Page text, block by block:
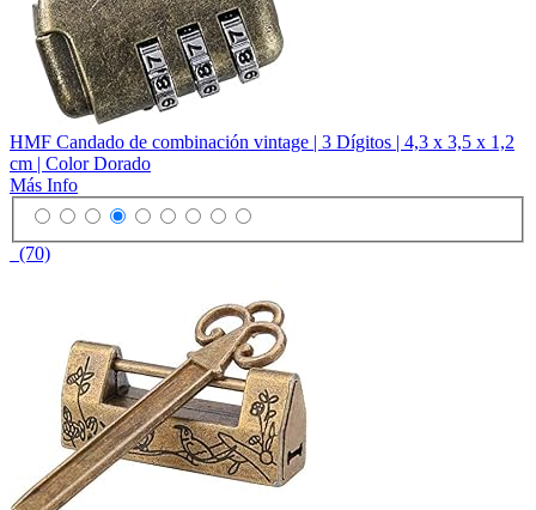
HMF Candado de combinación vintage | 3 Dígitos | 4,3 x 3,5 x 1,2
cm | Color Dorado
Más Info
(70)